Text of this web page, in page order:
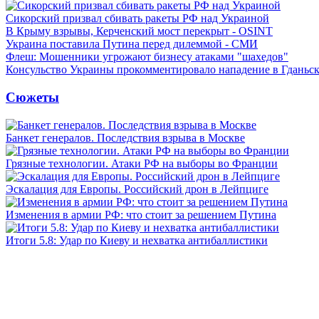
Сикорский призвал сбивать ракеты РФ над Украиной
В Крыму взрывы, Керченский мост перекрыт - OSINT
Украина поставила Путина перед дилеммой - СМИ
Флеш: Мошенники угрожают бизнесу атаками "шахедов"
Консульство Украины прокомментировало нападение в
Сюжеты
Банкет генералов. Последствия взрыва в Москве
Грязные технологии. Атаки РФ на выборы во Франции
Эскалация для Европы. Российский дрон в Лейпциге
Изменения в армии РФ: что стоит за решением Путина
Итоги 5.8: Удар по Киеву и нехватка антибаллистики